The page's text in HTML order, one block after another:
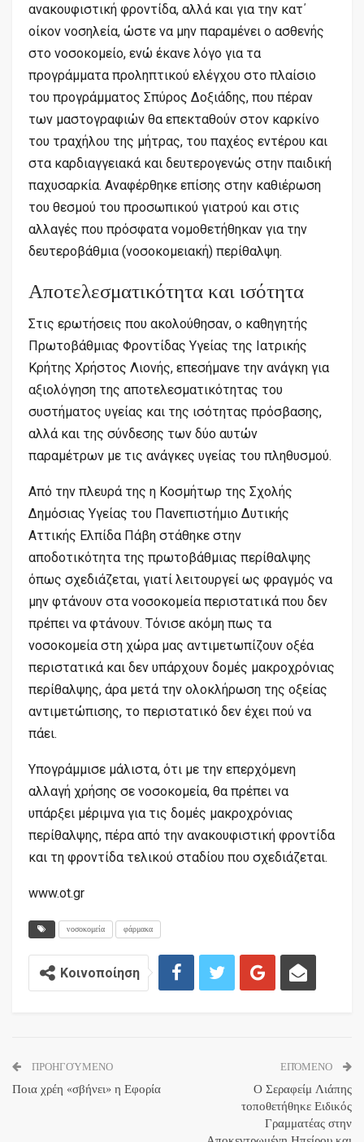
ανακουφιστική φροντίδα, αλλά και για την κατ΄
οίκον νοσηλεία, ώστε να μην παραμένει ο ασθενής
στο νοσοκομείο, ενώ έκανε λόγο για τα
προγράμματα προληπτικού ελέγχου στο πλαίσιο
του προγράμματος Σπύρος Δοξιάδης, που πέραν
των μαστογραφιών θα επεκταθούν στον καρκίνο
του τραχήλου της μήτρας, του παχέος εντέρου και
στα καρδιαγγειακά και δευτερογενώς στην παιδική
παχυσαρκία. Αναφέρθηκε επίσης στην καθιέρωση
του θεσμού του προσωπικού γιατρού και στις
αλλαγές που πρόσφατα νομοθετήθηκαν για την
δευτεροβάθμια (νοσοκομειακή) περίθαλψη.
Αποτελεσματικότητα και ισότητα
Στις ερωτήσεις που ακολούθησαν, ο καθηγητής
Πρωτοβάθμιας Φροντίδας Υγείας της Ιατρικής
Κρήτης Χρήστος Λιονής, επεσήμανε την ανάγκη για
αξιολόγηση της αποτελεσματικότητας του
συστήματος υγείας και της ισότητας πρόσβασης,
αλλά και της σύνδεσης των δύο αυτών
παραμέτρων με τις ανάγκες υγείας του πληθυσμού.
Από την πλευρά της η Κοσμήτωρ της Σχολής
Δημόσιας Υγείας του Πανεπιστήμιο Δυτικής
Αττικής Ελπίδα Πάβη στάθηκε στην
αποδοτικότητα της πρωτοβάθμιας περίθαλψης
όπως σχεδιάζεται, γιατί λειτουργεί ως φραγμός να
μην φτάνουν στα νοσοκομεία περιστατικά που δεν
πρέπει να φτάνουν. Τόνισε ακόμη πως τα
νοσοκομεία στη χώρα μας αντιμετωπίζουν οξέα
περιστατικά και δεν υπάρχουν δομές μακροχρόνιας
περίθαλψης, άρα μετά την ολοκλήρωση της οξείας
αντιμετώπισης, το περιστατικό δεν έχει πού να
πάει.
Υπογράμμισε μάλιστα, ότι με την επερχόμενη
αλλαγή χρήσης σε νοσοκομεία, θα πρέπει να
υπάρξει μέριμνα για τις δομές μακροχρόνιας
περίθαλψης, πέρα από την ανακουφιστική φροντίδα
και τη φροντίδα τελικού σταδίου που σχεδιάζεται.
www.ot.gr
νοσοκομεία φάρμακα
Κοινοποίηση
ΠΡΟΗΓΟΎΜΕΝΟ
Ποια χρέη «σβήνει» η Εφορία
ΕΠΌΜΕΝΟ
Ο Σεραφείμ Λιάπης
τοποθετήθηκε Ειδικός
Γραμματέας στην